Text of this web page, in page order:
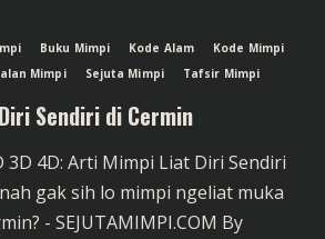
Buku Mimpi Kode Alam
Kode Mimpi
Mimpi Sejuta Mimpi Tafsir Mimpi
Sendiri di Cermin
3D 4D: Arti Mimpi Liat Diri Sendiri
gak sih lo mimpi ngeliat muka
- SEJUTAMIMPI.COM By